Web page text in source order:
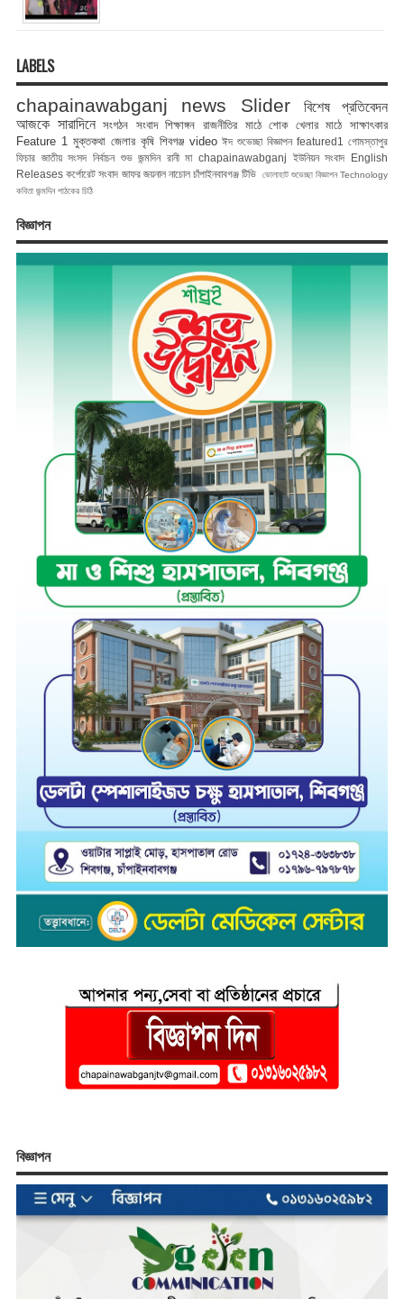
LABELS
chapainawabganj news Slider
বিশেষ প্রতিবেদন
আজকে সারাদিনে সংগঠন সংবাদ শিক্ষাঙ্গন রাজনীতির মাঠে শোক খেলার মাঠে
সাক্ষাৎকার
Feature 1 মুক্তকথা জেলার কৃষি শিবগঞ্জ video ঈদ শুভেচ্ছা বিজ্ঞাপন featured1
গোমস্তাপুর
ফিচার জাতীয় সংসদ নির্বাচন শুভ জন্মদিন রানী মা chapainawabganj ইউনিয়ন সংবাদ
English
Releases কর্পোরেট সংবাদ জাফর জয়নাল নাচোল চাঁপাইনবাবগঞ্জ টিভি ভোলাহাট শুভেচ্ছা বিজ্ঞাপন Technology
কবিতা জন্মদিন পাঠকের চিঠি
বিজ্ঞাপন
বিজ্ঞাপন